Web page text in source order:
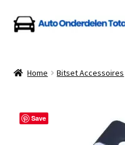
Ga
door
navigatie
Ga
naar
inhoud
Auto Onderdelen Shop
Home Bitset Accessoires
Save